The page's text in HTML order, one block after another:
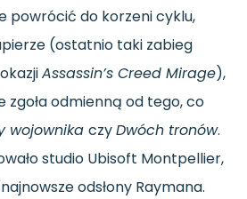
powrócić do korzeni cyklu,
(ostatnio taki zabieg
Assassin’s Creed Mirage),
zgoła odmienną od tego, co
wojownika czyDwóch tronów.
studio Ubisoft Montpellier,
odsłony Raymana.